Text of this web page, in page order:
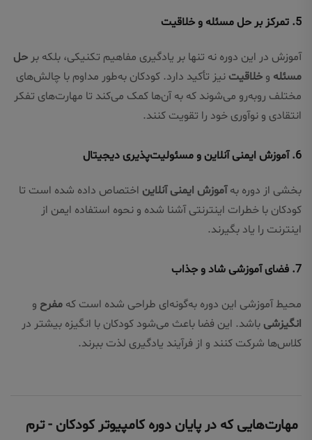
5. تمرکز بر حل مسئله و خلاقیت
آموزش در این دوره نه تنها بر یادگیری مفاهیم تکنیکی، بلکه بر حل
مسئله و خلاقیت نیز تأکید دارد. کودکان به‌طور مداوم با چالش‌های
مختلف روبه‌رو می‌شوند که به آن‌ها کمک می‌کند تا مهارت‌های تفکر
انتقادی و نوآوری خود را تقویت کنند.
6. آموزش ایمنی آنلاین و مسئولیت‌پذیری دیجیتال
بخشی از دوره بهآموزش ایمنی آنلاین اختصاص داده شده است تا
کودکان با خطرات اینترنتی آشنا شده و نحوه استفاده ایمن از
اینترنت را یاد بگیرند.
7. فضای آموزشی شاد و جذاب
محیط آموزشی این دوره به‌گونه‌ای طراحی شده است که مفرح و
انگیزشی باشد. این فضا باعث می‌شود کودکان با انگیزه بیشتر در
کلاس‌ها شرکت کنند و از فرآیند یادگیری لذت ببرند.
مهارت‌هایی که در پایان دوره کامپیوتر کودکان - ترم